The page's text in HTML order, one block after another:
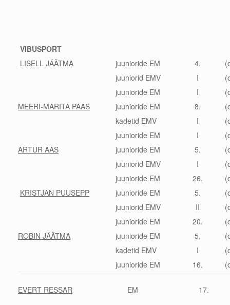
VIBUSPORT
LISELL JÄÄTMA
juunioride EM
juuniorid EMV
4.
I
juunioride EM
I
MEERI-MARITA PAAS
juunioride EM
kadetid EMV
8.
I
juunioride EM
I
ARTUR AAS
juunioride EM
juuniorid EMV
5.
I
juunioride EM
26.
KRISTJAN PUUSEPP
juunioride EM
juuniorid EMV
5.
II
juunioride EM
20.
ROBIN JÄÄTMA
juunioride EM
kadetid EMV
5,
I
juunioride EM
16.
EVERT RESSAR EM 17.